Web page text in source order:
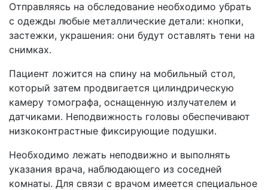
Отправляясь на обследование необходимо убрать
с одежды любые металлические детали: кнопки,
застежки, украшения: они будут оставлять тени на
снимках.
Пациент ложится на спину на мобильный стол,
который затем продвигается цилиндрическую
камеру томографа, оснащенную излучателем и
датчиками. Неподвижность головы обеспечивают
низкоконтрастные фиксирующие подушки.
Необходимо лежать неподвижно и выполнять
указания врача, наблюдающего из соседней
комнаты. Для связи с врачом имеется специальное